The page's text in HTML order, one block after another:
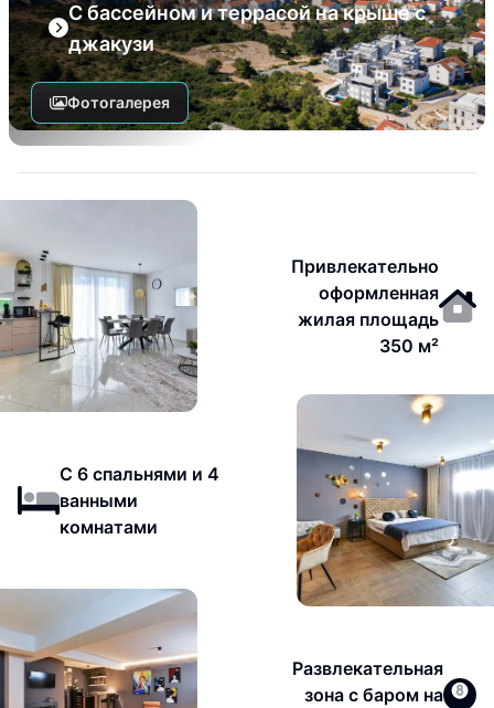
С бассейном и террасой на крыше с
джакузи
Фотогалерея
Привлекательно
оформленная
жилая площадь
350 м²
С 6 спальнями и 4
ванными
комнатами
Развлекательная
зона с баром на